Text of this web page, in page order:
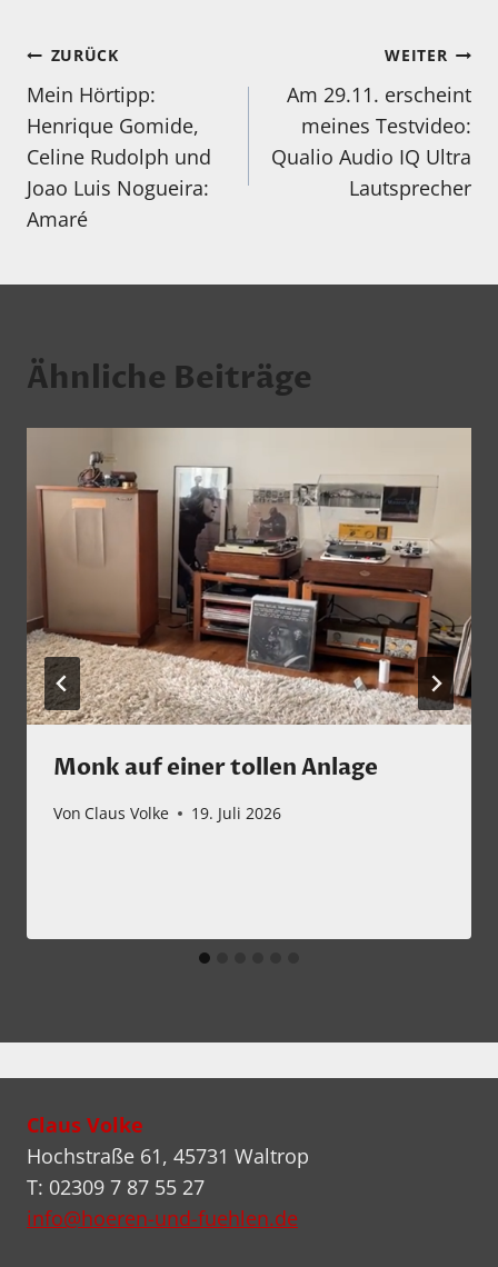
Beitragsnavigation
ZURÜCK
Mein Hörtipp:
Henrique Gomide,
Celine Rudolph und
Joao Luis Nogueira:
Amaré
WEITER
Am 29.11. erscheint
meines Testvideo:
Qualio Audio IQ Ultra
Lautsprecher
Ähnliche Beiträge
Monk auf einer tollen Anlage
Von Claus Volke 19. Juli 2026
Claus Volke
Hochstraße 61, 45731 Waltrop
T: 02309 7 87 55 27
info@hoeren-und-fuehlen.de